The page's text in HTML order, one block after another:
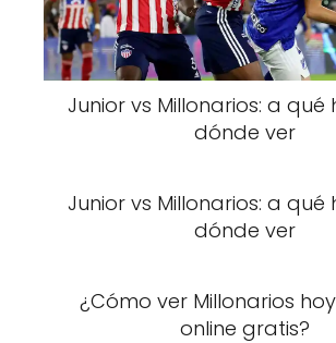
Junior vs Millonarios: a qué
dónde ver
Junior vs Millonarios: a qué
dónde ver
¿Cómo ver Millonarios
online gratis?